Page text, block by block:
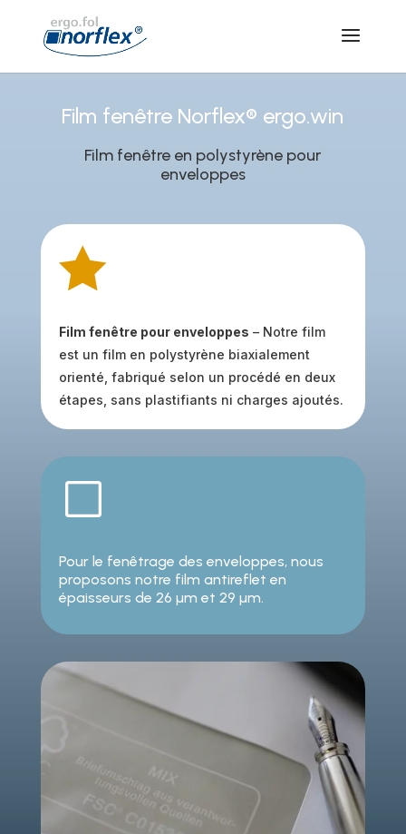
Film fenêtre Norflex® ergo.win
Film fenêtre en polystyrène pour
enveloppes

Film fenêtre pour enveloppes – Notre film
est un film en polystyrène biaxialement
orienté, fabriqué selon un procédé en deux
étapes, sans plastifiants ni charges ajoutés.
V
Pour le fenêtrage des enveloppes, nous
proposons notre film antireflet en
épaisseurs de 26 µm et 29 µm.